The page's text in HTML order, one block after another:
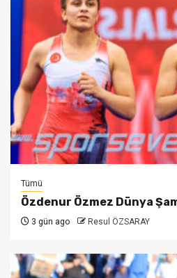
Tümü
Özdenur Özmez Dünya
3 gün ago Resul ÖZSARAY